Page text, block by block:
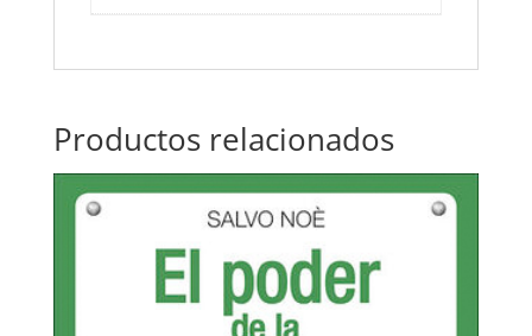
Productos relacionados